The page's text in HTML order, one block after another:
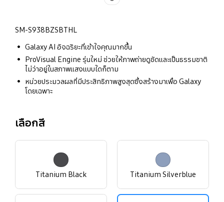
SM-S938BZSBTHL
Galaxy AI อัจฉริยะที่เข้าใจคุณมากขึ้น
ProVisual Engine รุ่นใหม่ ช่วยให้ภาพถ่ายดูชัดและเป็นธรรมชาติ
ไม่ว่าอยู่ในสภาพแสงแบบใดก็ตาม
หน่วยประมวลผลที่มีประสิทธิภาพสูงสุดซึ่งสร้างมาเพื่อ Galaxy
โดยเฉพาะ
เลือกสี
Titanium Black Titanium Silverblue